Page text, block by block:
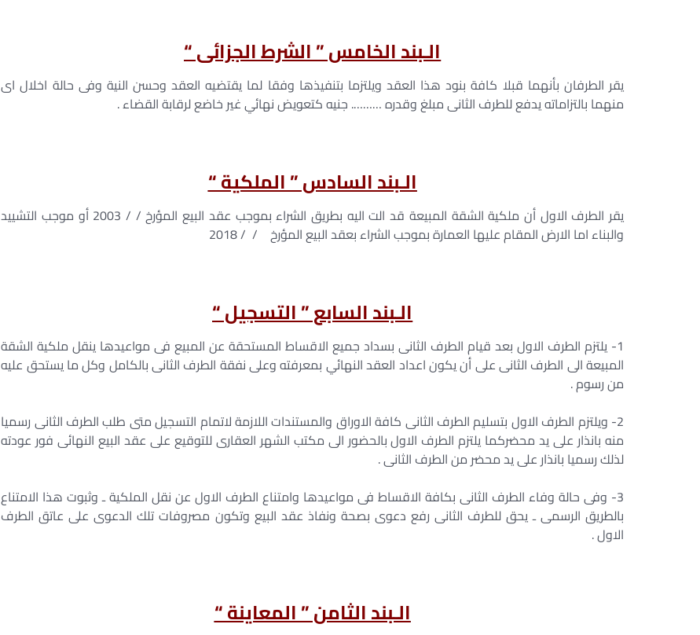
الـبند الخامس ” الشرط الجزائى “
يقر الطرفان بأنهما قبلا كافة بنود هذا العقد ويلتزما بتنفيذها وفقا لما يقتضيه العقد وحسن النية وفى حالة اخلال اى
منهما بالتزاماته يدفع للطرف الثانى مبلغ وقدره ………. جنيه كتعويض نهائي غير خاضع لرقابة القضاء .
الـبند السادس ” الملكية “
يقر الطرف الاول أن ملكية الشقة المبيعة قد الت اليه بطريق الشراء بموجب عقد البيع المؤرخ / / 2003 أو موجب التشييد
والبناء اما الارض المقام عليها العمارة بموجب الشراء بعقد البيع المؤرخ / / 2018
الـبند السابع ” التسجيل “
1- يلتزم الطرف الاول بعد قيام الطرف الثانى بسداد جميع الاقساط المستحقة عن المبيع فى مواعيدها ينقل ملكية الشقة
المبيعة الى الطرف الثانى على أن يكون اعداد العقد النهائي بمعرفته وعلى نفقة الطرف الثانى بالكامل وكل ما يستحق عليه
من رسوم .
2- ويلتزم الطرف الاول بتسليم الطرف الثانى كافة الاوراق والمستندات اللازمة لاتمام التسجيل متى طلب الطرف الثانى رسميا
منه بانذار على يد محضركما يلتزم الطرف الاول بالحضور الى مكتب الشهر العقارى للتوقيع على عقد البيع النهائى فور عودته
لذلك رسميا بانذار على يد محضر من الطرف الثانى .
3- وفى حالة وفاء الطرف الثانى بكافة الاقساط فى مواعيدها وامتناع الطرف الاول عن نقل الملكية ـ وثبوت هذا الامتناع
بالطريق الرسمى ـ يحق للطرف الثانى رفع دعوى بصحة ونفاذ عقد البيع وتكون مصروفات تلك الدعوى على عاتق الطرف
الاول .
الـبند الثامن ” المعاينة “